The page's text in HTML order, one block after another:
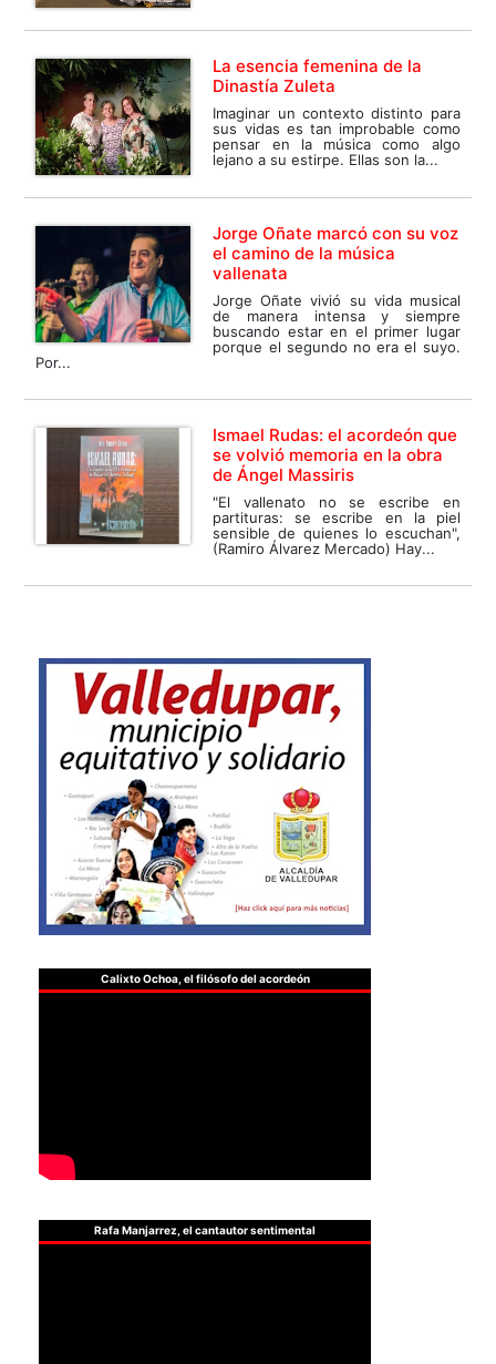
La esencia femenina de la
Dinastía Zuleta
Imaginar un contexto distinto para
sus vidas es tan improbable como
pensar en la música como algo
lejano a su estirpe. Ellas son la...
Jorge Oñate marcó con su voz
el camino de la música
vallenata
Jorge Oñate vivió su vida musical
de manera intensa y siempre
buscando estar en el primer lugar
porque el segundo no era el suyo.
Por...
Ismael Rudas: el acordeón que
se volvió memoria en la obra
de Ángel Massiris
"El vallenato no se escribe en
partituras: se escribe en la piel
sensible de quienes lo escuchan",
(Ramiro Álvarez Mercado) Hay...
Calixto Ochoa, el filósofo del acordeón
Rafa Manjarrez, el cantautor sentimental